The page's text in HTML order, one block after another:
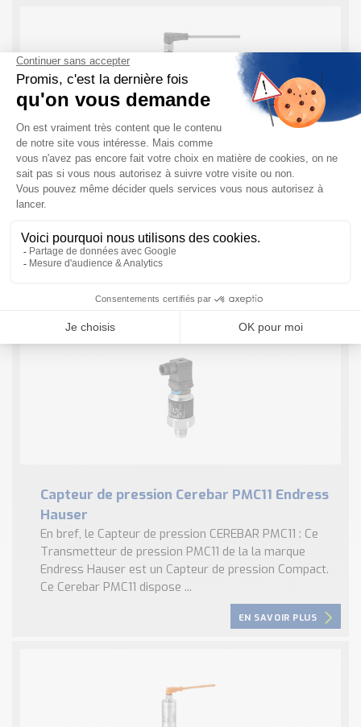
Capteur de pression Cerebar PMC21 Endress
Hauser
En bref, le Cerebar PMC21 Endress Hauser : Le Capteur
de Pression Cerebar PMC21 est un transmetteur de
pression Compact. Il dispose d’une cellule capacitive
céramique (sans huile), permettant une ...
EN SAVOIR PLUS
Capteur de pression Cerebar PMC11 Endress
Hauser
En bref, le Capteur de pression CEREBAR PMC11 : Ce
Transmetteur de pression PMC11 de la la marque
Endress Hauser est un Capteur de pression Compact.
Ce Cerebar PMC11 dispose ...
EN SAVOIR PLUS